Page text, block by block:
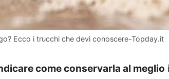
Ecco i trucchi che devi conoscere-Topday.it
come conservarla al meglio